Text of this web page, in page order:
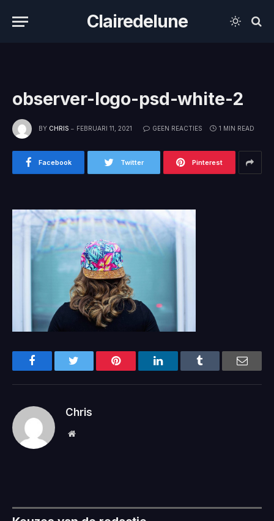
Clairedelune
observer-logo-psd-white-2
BY CHRIS FEBRUARI 11, 2021 GEEN REACTIES 1 MIN READ
Facebook Twitter Pinterest
Facebook Pinterest LinkedIn Email
Chris
Website